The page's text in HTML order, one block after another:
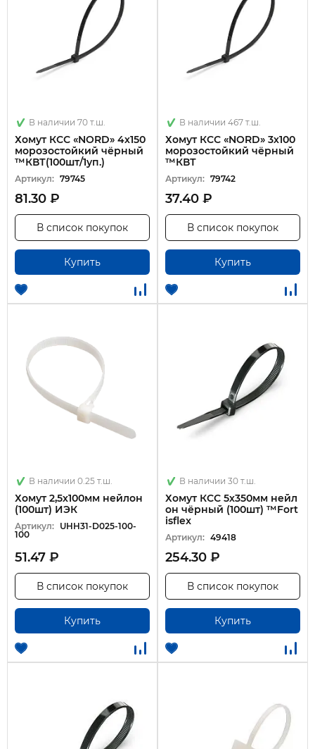
В наличии 70 т.ш.
Хомут КСС «NORD» 4х150
морозостойкий чёрный
™КВТ(100шт/1уп.)
Артикул: 79745
81.30 ₽
Купить
В список покупок
В наличии 467 т.ш.
Хомут КСС «NORD» 3х100
морозостойкий чёрный
™КВТ
Артикул: 79742
37.40 ₽
Купить
В список покупок
В наличии 0.25 т.ш.
Хомут 2,5х100мм нейлон
(100шт) ИЭК
Артикул: UHH31-D025-100-
100
51.47 ₽
Купить
В список покупок
В наличии 30 т.ш.
Хомут КСС 5х350мм нейл
он чёрный (100шт) ™Fort
isflex
Артикул: 49418
254.30 ₽
Купить
В список покупок